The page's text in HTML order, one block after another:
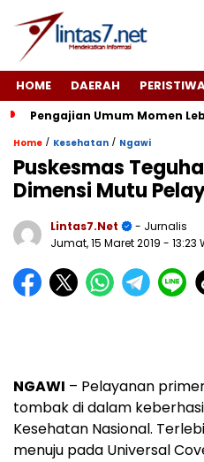
HOME DAERAH
Pengajian Umum Momen
Home / Kesehatan / Ngawi
Puskesmas
Dimensi Mutu
Lintas7.net
- Jurnalis
Jumat, 15 Maret 2019 - 13:23
NGAWI – Pelayanan
tombak di dalam
Kesehatan Nasional.
menuju pada Universal